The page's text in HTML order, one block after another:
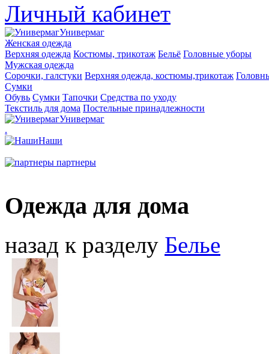
Личный кабинет
Универмаг
Женская одежда
Верхняя одежда Костюмы, трикотаж Бельё Головные уборы
Мужская одежда
Сорочки, галстуки Верхняя одежда, костюмы,трикотаж
Сумки
Обувь Сумки Тапочки Средства по уходу
Текстиль для дома Постельные принадлежности
Универмаг
.
Наши
партнеры
Одежда для дома
назад к разделу Белье